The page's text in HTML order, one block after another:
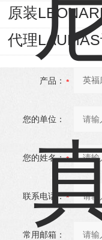
原装
代理
产品：
您的单位：
您的姓名：
联系电话：
常用邮箱：